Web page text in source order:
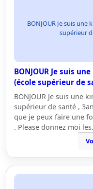
BONJOUR Je suis une
supérieur
BONJOUR Je suis
(école supérieur de
BONJOUR Je suis une
supérieur de santé ,
que je peux faire une
. Please donnez moi